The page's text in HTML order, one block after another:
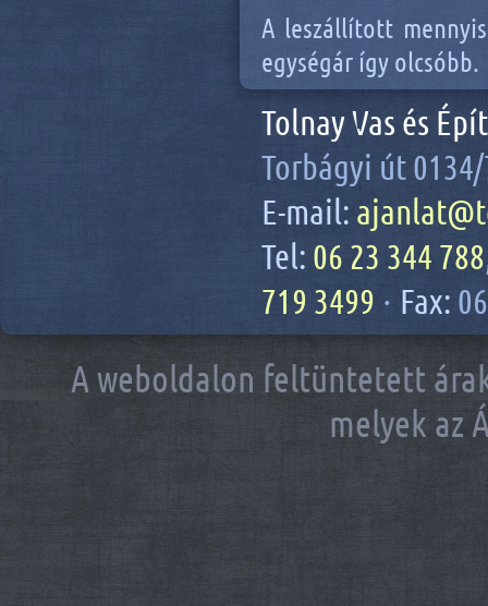
A leszállított
egységár így olcsóbb.
Tolnay Vas és
Torbágyi út
E-mail:
Tel: 06 23 344 788
719 3499 · Fax:
A weboldalon feltüntetett
melyek az